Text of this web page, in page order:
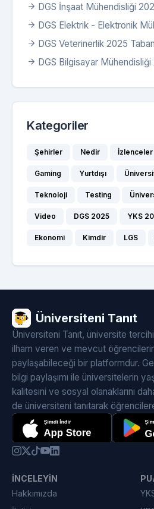
DGS İnşaat Mühendisliği
DGS Elektrik - Elektronik
DGS Veterinerlik 2025
DGS Bilgisayar
Kategoriler
Şehirler Nedir İzlenceler
Gaming Yurtdışı
Teknoloji Testing
Video DGS 2025 YKS
Ekonomi Kimdir LGS
Üniversiteni Tanıt
Üniversiteni Tanıt, üniversite
ilham veren ve mevcut
paylaşabileceği bir platformdur.
bilgi paylaşımı ile üniversitelerin
kalitesini ve sosyal olanaklarını
de üniversiteni tanıtarak
İNCELEYIN
Hakkımızda